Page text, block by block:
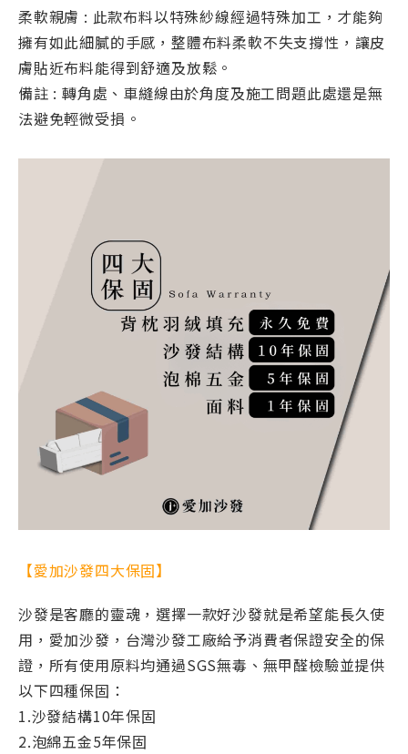
柔軟親膚 : 此款布料以特殊紗線經過特殊加工，才能夠
擁有如此細膩的手感，整體布料柔軟不失支撐性，讓皮
膚貼近布料能得到舒適及放鬆。
備註 : 轉角處、車縫線由於角度及施工問題此處還是無
法避免輕微受損。
【愛加沙發四大保固】
沙發是客廳的靈魂，選擇一款好沙發就是希望能長久使
用，愛加沙發，台灣沙發工廠給予消費者保證安全的保
證，所有使用原料均通過SGS無毒、無甲醛檢驗並提供
以下四種保固：
1.沙發結構10年保固
2.泡綿五金5年保固